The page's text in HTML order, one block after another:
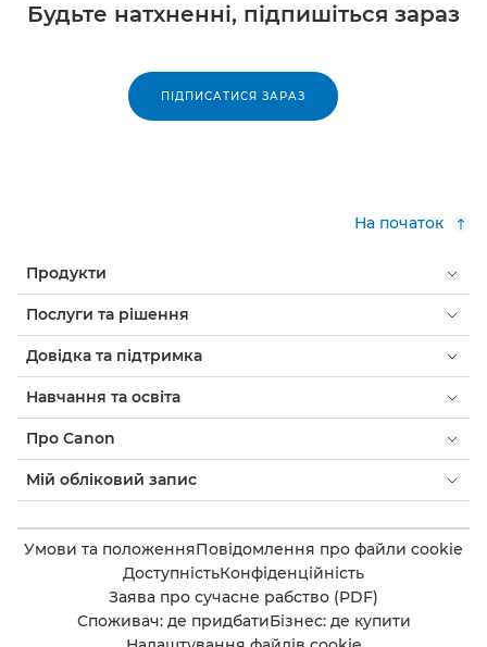
Будьте натхненні, підпишіться зараз
ПІДПИСАТИСЯ ЗАРАЗ
На початок
Продукти
Послуги та рішення
Довідка та підтримка
Навчання та освіта
Про Canon
Мій обліковий запис
Умови та положенняПовідомлення про файли cookie
ДоступністьКонфіденційність
Заява про сучасне рабство (PDF)
Споживач: де придбатиБізнес: де купити